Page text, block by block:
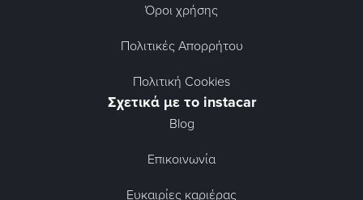
Όροι χρήσης
Πολιτικές Απορρήτου
Πολιτική Cookies
Σχετικά με το instacar
Blog
Επικοινωνία
Ευκαιρίες καριέρας